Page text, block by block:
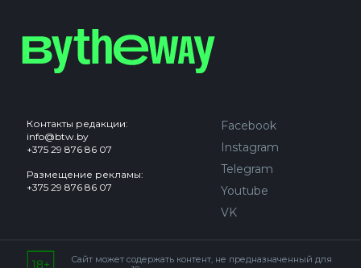
Контакты редакции:
info@btw.by
+375 29 876 86 07
Размещение рекламы:
+375 29 876 86 07
Facebook
Instagram
Telegram
Youtube
VK
Сайт может содержать контент, не предназначенный для